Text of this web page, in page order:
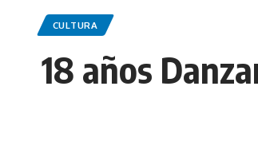
CULTURA
18 años